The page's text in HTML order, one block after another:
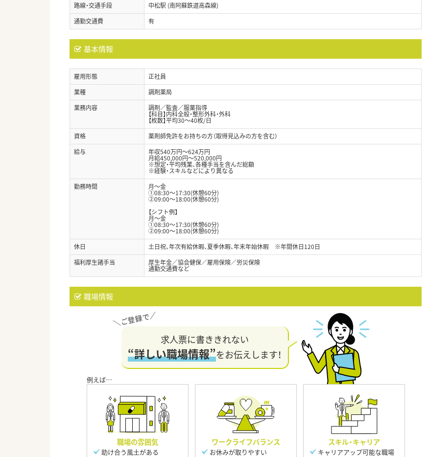
路線・交通手段
中松駅 (南阿蘇鉄道高森線)
通勤交通費
有
基本情報
雇用形態
正社員
業種
調剤薬局
業務内容
調剤／監査／服薬指導
【科目】内科全般・整形外科・外科
【枚数】平均30～40枚/日
資格
薬剤師免許をお持ちの方（取得見込みの方を含む）
給与
年収540万円～624万円
月給450,000円～520,000円
※想定・平均残業、各種手当を含んだ総額
※経験・スキルなどにより異なる
勤務時間
月～金
①08:30～17:30(休憩60分)
②09:00～18:00(休憩60分)
【シフト例】
月～金
①08:30～17:30(休憩60分)
②09:00～18:00(休憩60分)
休日
土日祝、年次有給休暇、夏季休暇、年末年始休暇 ※年間休日120日
福利厚生諸手当
厚生年金／協会健保／雇用保険／労災保険
通勤交通費など
職場情報
求人票に書ききれない
“詳しい職場情報”をお伝えします！
職場の雰囲気
助け合う風土がある
ワークライフバランス
お休みが取りやすい
スキル・キャリア
キャリアアップ可能な職場